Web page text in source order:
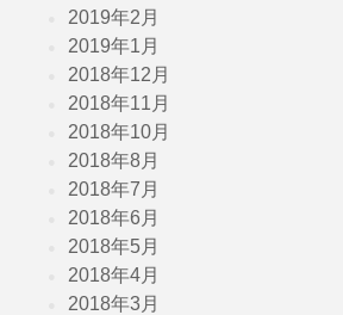
2019年2月
2019年1月
2018年12月
2018年11月
2018年10月
2018年8月
2018年7月
2018年6月
2018年5月
2018年4月
2018年3月